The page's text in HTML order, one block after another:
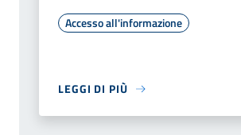
Accesso all'informazione
LEGGI DI PIÙ